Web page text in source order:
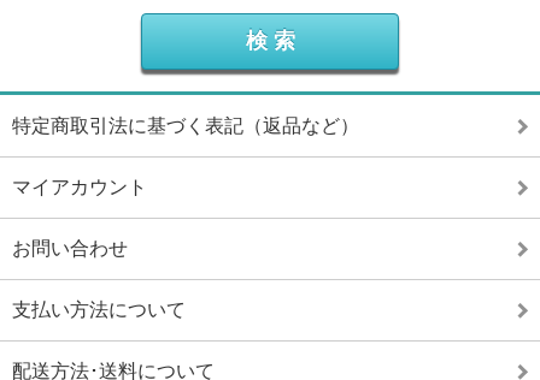
特定商取引法に基づく表記（返品など）
マイアカウント
お問い合わせ
支払い方法について
配送方法･送料について